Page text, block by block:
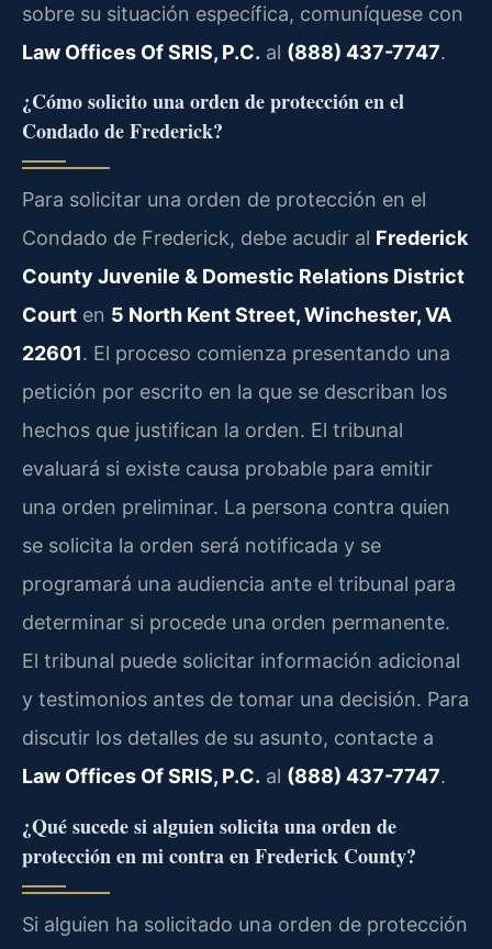
sobre su situación específica, comuníquese con
Law Offices Of SRIS, P.C. al (888) 437-7747.
¿Cómo solicito una orden de protección en el
Condado de Frederick?
Para solicitar una orden de protección en el
Condado de Frederick, debe acudir al Frederick
County Juvenile & Domestic Relations District
Court en 5 North Kent Street, Winchester, VA
22601. El proceso comienza presentando una
petición por escrito en la que se describan los
hechos que justifican la orden. El tribunal
evaluará si existe causa probable para emitir
una orden preliminar. La persona contra quien
se solicita la orden será notificada y se
programará una audiencia ante el tribunal para
determinar si procede una orden permanente.
El tribunal puede solicitar información adicional
y testimonios antes de tomar una decisión. Para
discutir los detalles de su asunto, contacte a
Law Offices Of SRIS, P.C. al (888) 437-7747.
¿Qué sucede si alguien solicita una orden de
protección en mi contra en Frederick County?
Si alguien ha solicitado una orden de protección